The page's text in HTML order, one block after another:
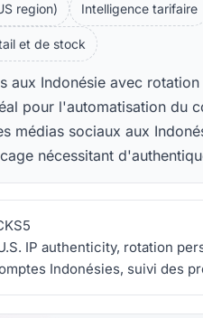
region) Intelligence tarifaire
et de stock
aux Indonésie avec
pour l'automatisation du
médias sociaux aux
nécessitant
IP authenticity, rotation
Indonésies, suivi des